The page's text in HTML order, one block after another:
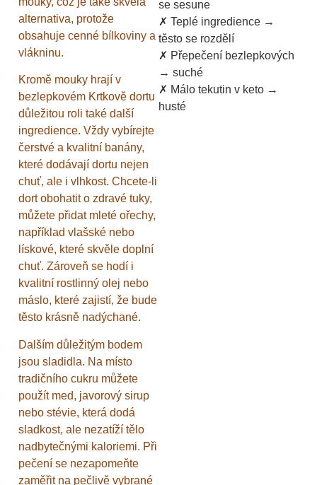
alternativa, protože
obsahuje cenné bílkoviny a
vlákninu.
Kromě mouky hrají v
bezlepkovém Krtkově dortu
důležitou roli také další
ingredience. Vždy vybírejte
čerstvé a kvalitní banány,
které dodávají dortu nejen
chuť, ale i vlhkost. Chcete-li
dort obohatit o zdravé tuky,
můžete přidat mleté ořechy,
například vlašské nebo
lískové, které skvěle doplní
chuť. Zároveň se hodí i
kvalitní rostlinný olej nebo
máslo, které zajistí, že bude
těsto krásně nadýchané.
Dalším důležitým bodem
jsou sladidla. Na místo
tradičního cukru můžete
použít med, javorový sirup
nebo stévie, která dodá
sladkost, ale nezatíží tělo
nadbytečnými kaloriemi. Při
pečení se nezapomeňte
zaměřit na pečlivě vybrané
se sesune
✗ Teplé ingredience →
těsto se rozdělí
✗ Přepečení bezlepkových
→ suché
✗ Málo tekutin v keto →
husté